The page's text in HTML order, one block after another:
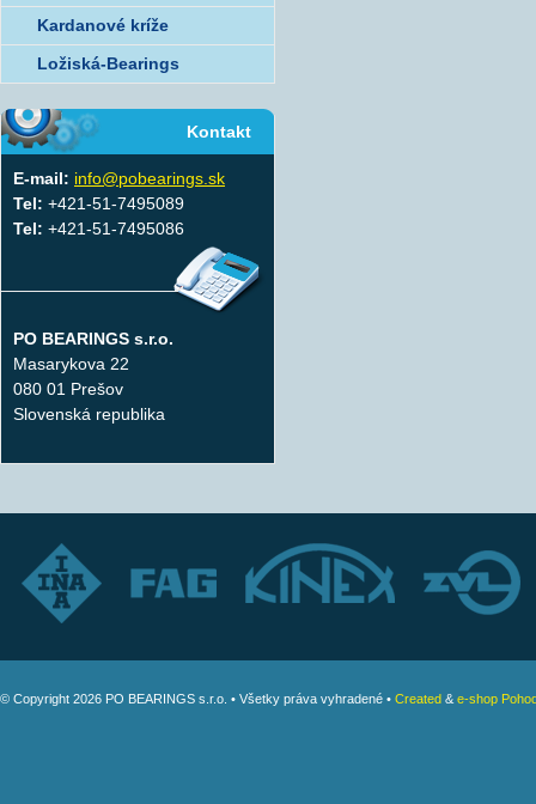
Kardanové kríže
Ložiská-Bearings
Kontakt
E-mail: info@pobearings.sk
Tel: +421-51-7495089
Tel: +421-51-7495086
PO BEARINGS s.r.o.
Masarykova 22
080 01 Prešov
Slovenská republika
© Copyright 2026 PO BEARINGS s.r.o. • Všetky práva vyhradené • Created & e-shop